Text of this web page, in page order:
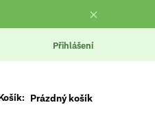
Přihlášení
Prázdný košík